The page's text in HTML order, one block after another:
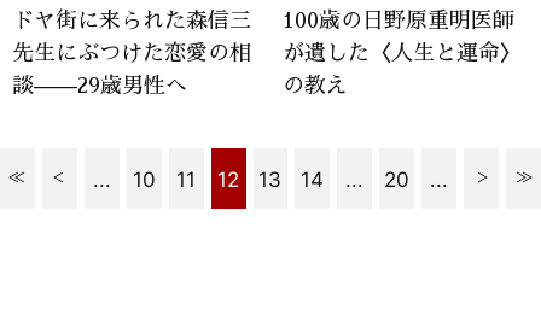
ドヤ街に来られた森信三
先生にぶつけた恋愛の相
談——29歳男性へ
100歳の日野原重明医師
が遺した〈人生と運命〉
の教え
... 10 11 12 13 14 ... 20 ...